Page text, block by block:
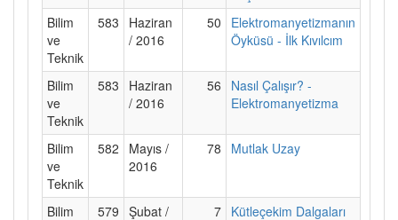
Bilim
ve
Teknik
583
Haziran
/ 2016
50
Elektromanyetizmanın
Öyküsü - İlk Kıvılcım
Bilim
ve
Teknik
583
Haziran
/ 2016
56
Nasıl Çalışır? -
Elektromanyetizma
Bilim
ve
Teknik
582
Mayıs /
2016
78 Mutlak Uzay
Bilim
579 Şubat /
7 Kütleçekim Dalgaları